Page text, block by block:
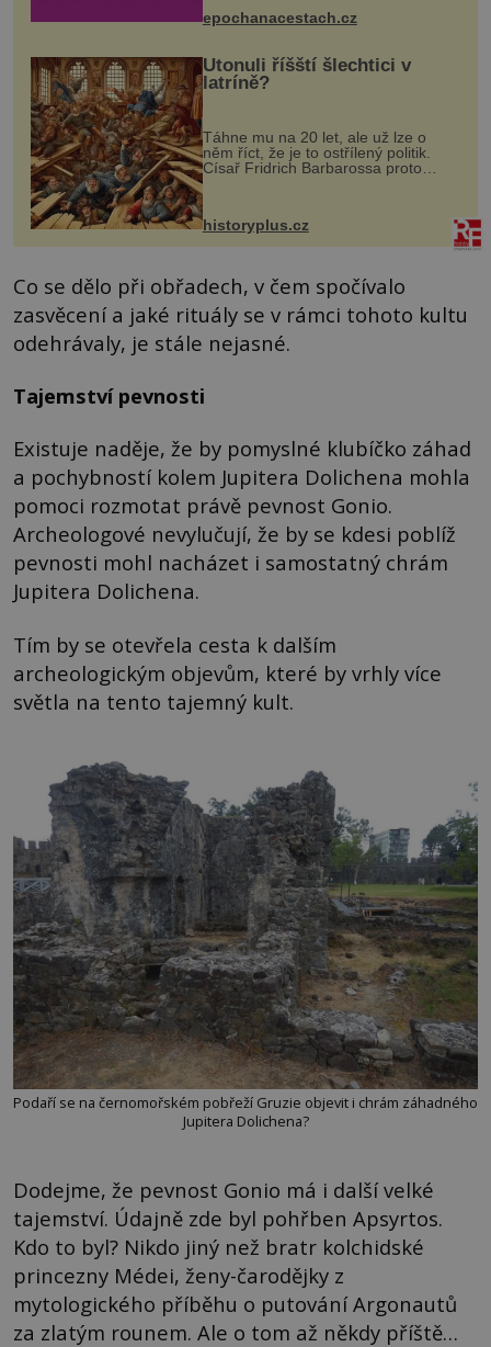
epochanacestach.cz
Utonuli říšští šlechtici v
latríně?
Táhne mu na 20 let, ale už lze o
něm říct, že je to ostřílený politik.
Císař Fridrich Barbarossa proto
posílá svého syna a dědice Jindřicha
VI. do Erfurtu, aby se stal
prostředníkem při řešení sporu m...
historyplus.cz
Co se dělo při obřadech, v čem spočívalo
zasvěcení a jaké rituály se v rámci tohoto kultu
odehrávaly, je stále nejasné.
Tajemství pevnosti
Existuje naděje, že by pomyslné klubíčko záhad
a pochybností kolem Jupitera Dolichena mohla
pomoci rozmotat právě pevnost Gonio.
Archeologové nevylučují, že by se kdesi poblíž
pevnosti mohl nacházet i samostatný chrám
Jupitera Dolichena.
Tím by se otevřela cesta k dalším
archeologickým objevům, které by vrhly více
světla na tento tajemný kult.
Podaří se na černomořském pobřeží Gruzie objevit i chrám záhadného
Jupitera Dolichena?
Dodejme, že pevnost Gonio má i další velké
tajemství. Údajně zde byl pohřben Apsyrtos.
Kdo to byl? Nikdo jiný než bratr kolchidské
princezny Médei, ženy-čarodějky z
mytologického příběhu o putování Argonautů
za zlatým rounem. Ale o tom až někdy příště…